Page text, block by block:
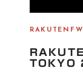
TOKYO